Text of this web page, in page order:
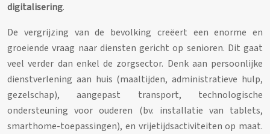
digitalisering.
De vergrijzing van de bevolking creëert een enorme en
groeiende vraag naar diensten gericht op senioren. Dit gaat
veel verder dan enkel de zorgsector. Denk aan persoonlijke
dienstverlening aan huis (maaltijden, administratieve hulp,
gezelschap), aangepast transport, technologische
ondersteuning voor ouderen (bv. installatie van tablets,
smarthome-toepassingen), en vrijetijdsactiviteiten op maat.